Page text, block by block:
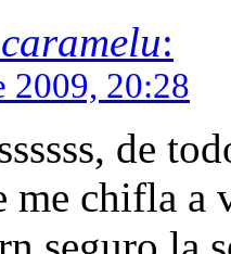
:
2009, 20:28
de
me chifla a